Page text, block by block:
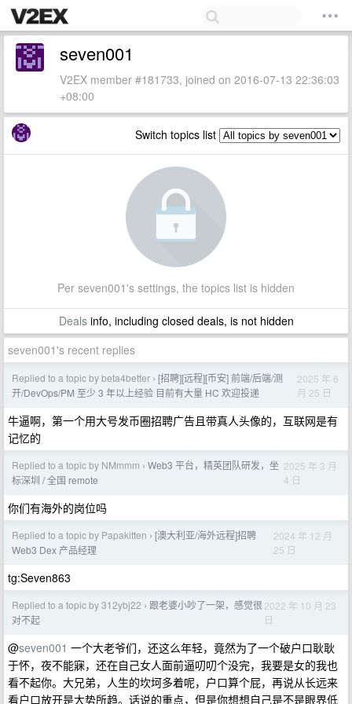
seven001
V2EX member #181733, joined on 2016-07-13 22:36:03
+08:00
Switch topics list
Per seven001's settings, the topics list is hidden
Dealsinfo, including closed deals, is not hidden
seven001's recent replies
Replied to a topic by beta4better › [招聘][远程][币安] 前端/后端/测
开/DevOps/PM 至少 3 年以上经验 目前有大量 HC 欢迎投递
2025 年 6
月 25 日
牛逼啊，第一个用大号发币圈招聘广告且带真人头像的，互联网是有
记忆的
Replied to a topic by NMmmm › Web3 平台，精英团队研发，坐
标深圳 / 全国 remote
2025 年 3 月
4 日
你们有海外的岗位吗
Replied to a topic by Papakitten › [澳大利亚/海外远程]招聘
Web3 Dex 产品经理
2024 年 12 月
25 日
tg:Seven863
Replied to a topic by 312ybj22 › 跟老婆小吵了一架，感觉很
对不起
2022 年 10 月 23
日
@seven001 一个大老爷们，还这么年轻，竟然为了一个破户口耿耿
于怀，夜不能寐，还在自己女人面前逼叨叨个没完，我要是女的我也
看不起你。大兄弟，人生的坎坷多着呢，户口算个屁，再说从长远来
看户口放开是大势所趋。话说的重点，但是你想想自己是不是眼界低